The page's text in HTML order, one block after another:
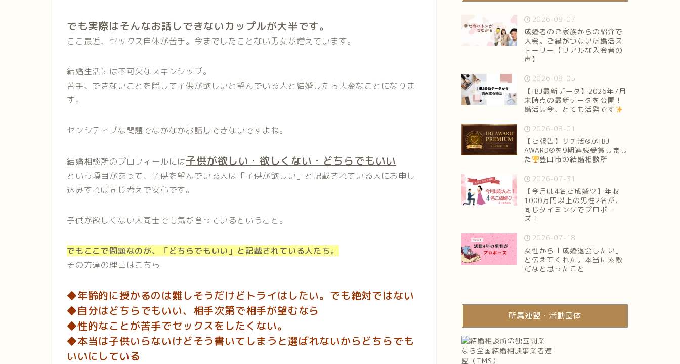
でも実際はそんなお話しできないカップルが大半です。
ここ最近、セックス自体が苦手。今までしたことない男女が増えています。
結婚生活には不可欠なスキンシップ。
苦手、できないことを隠して子供が欲しいと望んでいる人と結婚したら大変なことになりま
す。
センシティブな問題でなかなかお話しできないですよね。
結婚相談所のプロフィールには子供が欲しい・欲しくない・どちらでもいい
という項目があって、子供を望んでいる人は「子供が欲しい」と記載されている人にお申し
込みすれば同じ考えで安心です。
子供が欲しくない人同士でも気が合っているということ。
でもここで問題なのが、「どちらでもいい」と記載されている人たち。
その方達の理由はこちら
◆年齢的に授かるのは難しそうだけどトライはしたい。でも絶対ではない
◆自分はどちらでもいい、相手次第で相手が望むなら
◆性的なことが苦手でセックスをしたくない。
◆本当は子供いらないけどそう書いてしまうと選ばれないからどちらでも
いいにしている
2026-08-07
成婚者のご家族からの紹介で
入会。ご縁がつないだ婚活ス
トーリー【リアルな入会者の
声】
2026-08-05
【IBJ最新データ】2026年7月
末時点の最新データを公開！
婚活は今、とても活発です
2026-08-01
【ご報告】サチ活®がIBJ
AWARD®を9期連続受賞しまし
た
豊田市の結婚相談所
2026-07-31
【今月は4名ご成婚♡】年収
1000万円以上の男性2名が、
同じタイミングでプロポー
ズ！
2026-07-18
女性から「成婚退会したい」
と伝えてくれた。本当に素敵
だなと思ったこと
所属連盟・活動団体